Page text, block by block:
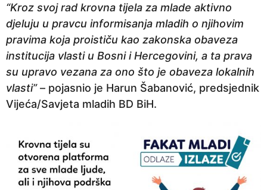
“Kroz svoj rad krovna tijela za mlade aktivno
djeluju u pravcu informisanja mladih o njihovim
pravima koja proističu kao zakonska obaveza
institucija vlasti u Bosni i Hercegovini, a ta prava
su upravo vezana za ono što je obaveza lokalnih
vlasti”– pojasnio je Harun Šabanović, predsjednik
Vijeća/Savjeta mladih BD BiH.